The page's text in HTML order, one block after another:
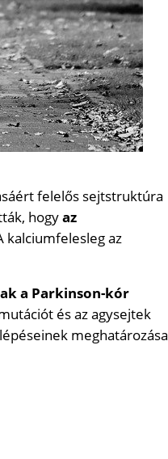
felelős sejtstruktúra
hogyaz
kalciumfelesleg az
a Parkinson-kór
és az agysejtek
meghatározása